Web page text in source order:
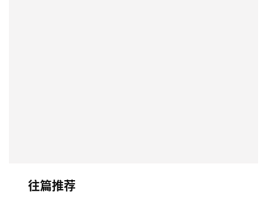
往篇推荐